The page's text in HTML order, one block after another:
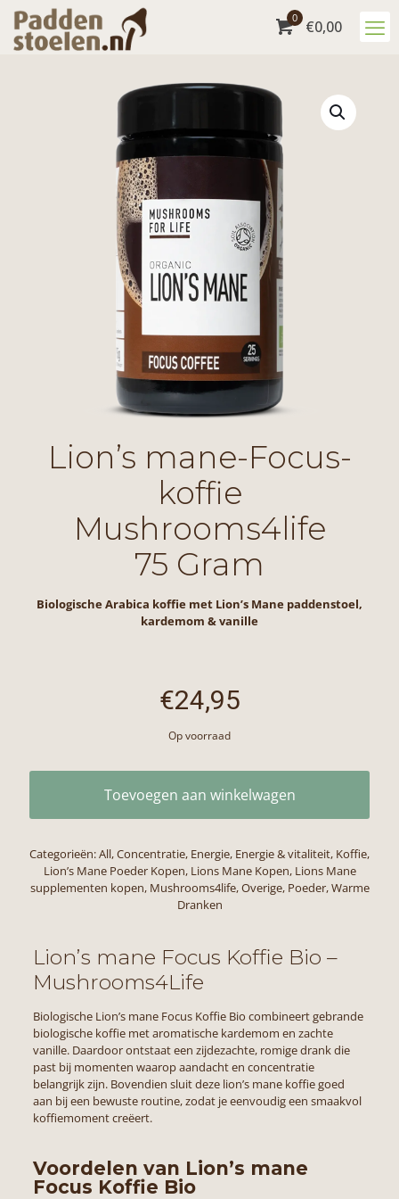
0 €0,00
Lion’s mane-Focus-
koffie
Mushrooms4life
75 Gram
Biologische Arabica koffie met Lion’s Mane paddenstoel,
kardemom & vanille
€24,95
Op voorraad
Toevoegen aan winkelwagen
Categorieën:All,Concentratie, Energie, Energie & vitaliteit, Koffie,
Lion’s Mane Poeder Kopen, Lions Mane Kopen, Lions Mane
supplementen kopen, Mushrooms4life,Overige, Poeder,Warme
Dranken
Lion’s mane Focus Koffie Bio –
Mushrooms4Life
Biologische Lion’s maneFocus Koffie Bio combineert gebrande
biologische koffie met aromatische kardemom en zachte
vanille. Daardoor ontstaat een zijdezachte, romige drank die
past bij momenten waarop aandacht en concentratie
belangrijk zijn. Bovendien sluit deze lion’s mane koffie goed
aan bij een bewuste routine, zodat je eenvoudig een smaakvol
koffiemoment creëert.
Voordelen van Lion’s mane
Focus Koffie Bio